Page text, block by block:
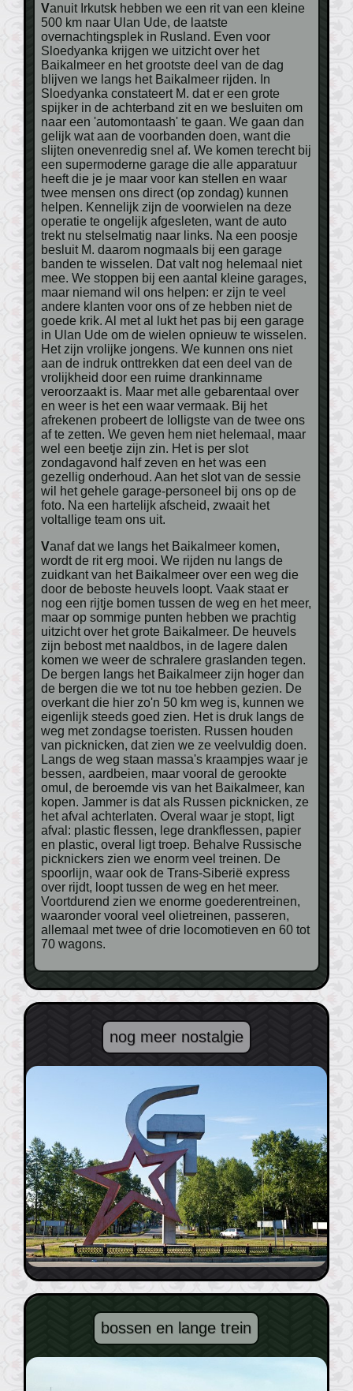
Vanuit Irkutsk hebben we een rit van een kleine
500 km naar Ulan Ude, de laatste
overnachtingsplek in Rusland. Even voor
Sloedyanka krijgen we uitzicht over het
Baikalmeer en het grootste deel van de dag
blijven we langs het Baikalmeer rijden. In
Sloedyanka constateert M. dat er een grote
spijker in de achterband zit en we besluiten om
naar een 'automontaash' te gaan. We gaan dan
gelijk wat aan de voorbanden doen, want die
slijten onevenredig snel af. We komen terecht bij
een supermoderne garage die alle apparatuur
heeft die je je maar voor kan stellen en waar
twee mensen ons direct (op zondag) kunnen
helpen. Kennelijk zijn de voorwielen na deze
operatie te ongelijk afgesleten, want de auto
trekt nu stelselmatig naar links. Na een poosje
besluit M. daarom nogmaals bij een garage
banden te wisselen. Dat valt nog helemaal niet
mee. We stoppen bij een aantal kleine garages,
maar niemand wil ons helpen: er zijn te veel
andere klanten voor ons of ze hebben niet de
goede krik. Al met al lukt het pas bij een garage
in Ulan Ude om de wielen opnieuw te wisselen.
Het zijn vrolijke jongens. We kunnen ons niet
aan de indruk onttrekken dat een deel van de
vrolijkheid door een ruime drankinname
veroorzaakt is. Maar met alle gebarentaal over
en weer is het een waar vermaak. Bij het
afrekenen probeert de lolligste van de twee ons
af te zetten. We geven hem niet helemaal, maar
wel een beetje zijn zin. Het is per slot
zondagavond half zeven en het was een
gezellig onderhoud. Aan het slot van de sessie
wil het gehele garage-personeel bij ons op de
foto. Na een hartelijk afscheid, zwaait het
voltallige team ons uit.
Vanaf dat we langs het Baikalmeer komen,
wordt de rit erg mooi. We rijden nu langs de
zuidkant van het Baikalmeer over een weg die
door de beboste heuvels loopt. Vaak staat er
nog een rijtje bomen tussen de weg en het meer,
maar op sommige punten hebben we prachtig
uitzicht over het grote Baikalmeer. De heuvels
zijn bebost met naaldbos, in de lagere dalen
komen we weer de schralere graslanden tegen.
De bergen langs het Baikalmeer zijn hoger dan
de bergen die we tot nu toe hebben gezien. De
overkant die hier zo'n 50 km weg is, kunnen we
eigenlijk steeds goed zien. Het is druk langs de
weg met zondagse toeristen. Russen houden
van picknicken, dat zien we ze veelvuldig doen.
Langs de weg staan massa's kraampjes waar je
bessen, aardbeien, maar vooral de gerookte
omul, de beroemde vis van het Baikalmeer, kan
kopen. Jammer is dat als Russen picknicken, ze
het afval achterlaten. Overal waar je stopt, ligt
afval: plastic flessen, lege drankflessen, papier
en plastic, overal ligt troep. Behalve Russische
picknickers zien we enorm veel treinen. De
spoorlijn, waar ook de Trans-Siberië express
over rijdt, loopt tussen de weg en het meer.
Voortdurend zien we enorme goederentreinen,
waaronder vooral veel olietreinen, passeren,
allemaal met twee of drie locomotieven en 60 tot
70 wagons.
nog meer nostalgie
bossen en lange trein